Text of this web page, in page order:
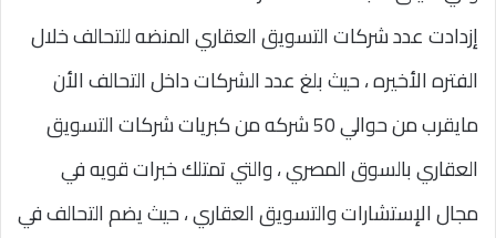
إزدادت عدد شركات التسويق العقاري المنضه للتحالف خلال
الفتره الأخيره ، حيث بلغ عدد الشركات داخل التحالف الأن
مايقرب من حوالي 50 شركه من كبريات شركات التسويق
العقاري بالسوق المصري ، والتي تمتلك خبرات قويه في
مجال الإستشارات والتسويق العقاري ، حيث يضم التحالف في